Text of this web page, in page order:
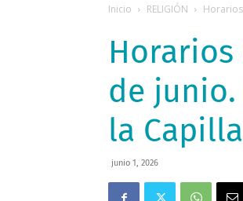
Inicio RELIGIÓN
de
la
junio 1, 2026